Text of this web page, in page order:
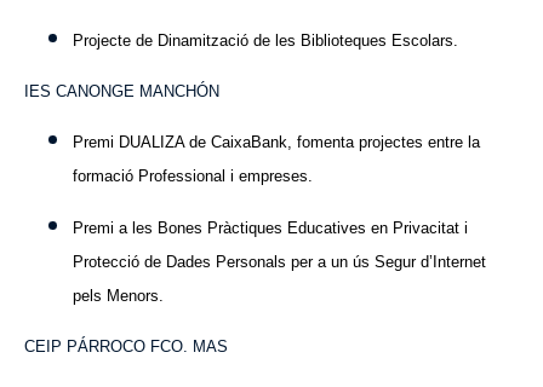
Projecte de Dinamització de les Biblioteques Escolars.
IES CANONGE MANCHÓN
Premi DUALIZA de CaixaBank, fomenta projectes entre la
formació Professional i empreses.
Premi a les Bones Pràctiques Educatives en Privacitat i
Protecció de Dades Personals per a un ús Segur d’Internet
pels Menors.
CEIP PÁRROCO FCO. MAS